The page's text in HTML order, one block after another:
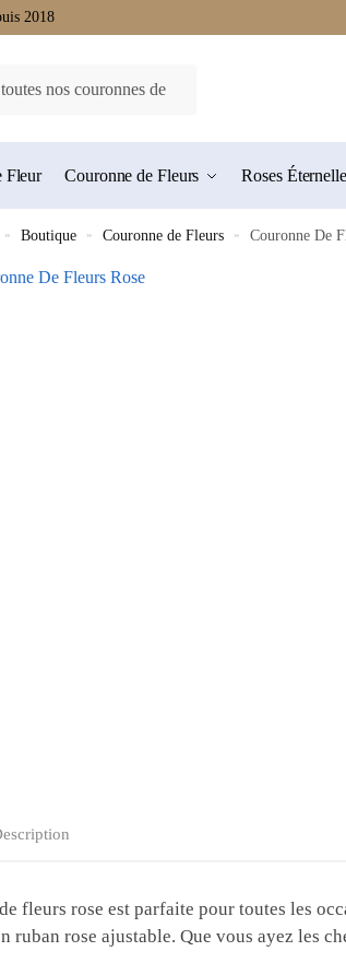
2018
Fleur Couronne de Fleurs Roses Éternelle
» Boutique » Couronne de Fleurs » Couronne De
fleurs rose est parfaite pour toutes les
ruban rose ajustable. Que vous ayez les